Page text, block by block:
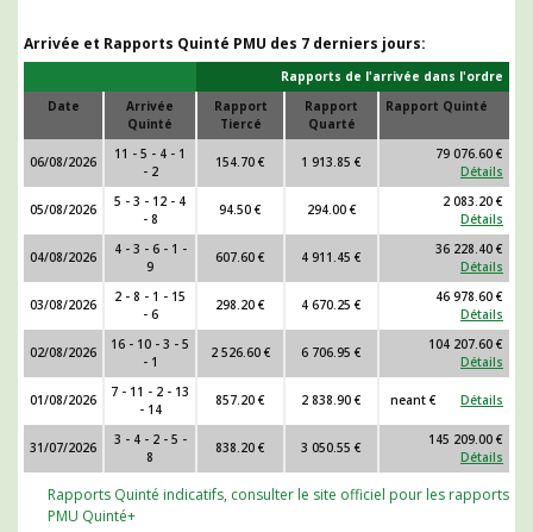
Arrivée et Rapports Quinté PMU des 7 derniers jours:
Rapports de l'arrivée dans l'ordre
Date
Arrivée
Quinté
Rapport
Tiercé
Rapport
Quarté
Rapport Quinté
06/08/2026
11 - 5 - 4 - 1
- 2
154.70 € 1 913.85 €
79 076.60 €
Détails
05/08/2026
5 - 3 - 12 - 4
- 8
94.50 € 294.00 €
2 083.20 €
Détails
04/08/2026
4 - 3 - 6 - 1 -
9
607.60 € 4 911.45 €
36 228.40 €
Détails
03/08/2026
2 - 8 - 1 - 15
- 6
298.20 € 4 670.25 €
46 978.60 €
Détails
02/08/2026
16 - 10 - 3 - 5
- 1
2 526.60 € 6 706.95 €
104 207.60 €
Détails
01/08/2026
7 - 11 - 2 - 13
- 14
857.20 € 2 838.90 € neant € Détails
31/07/2026
3 - 4 - 2 - 5 -
8
838.20 € 3 050.55 €
145 209.00 €
Détails
Rapports Quinté indicatifs, consulter le site officiel pour les rapports
PMU Quinté+